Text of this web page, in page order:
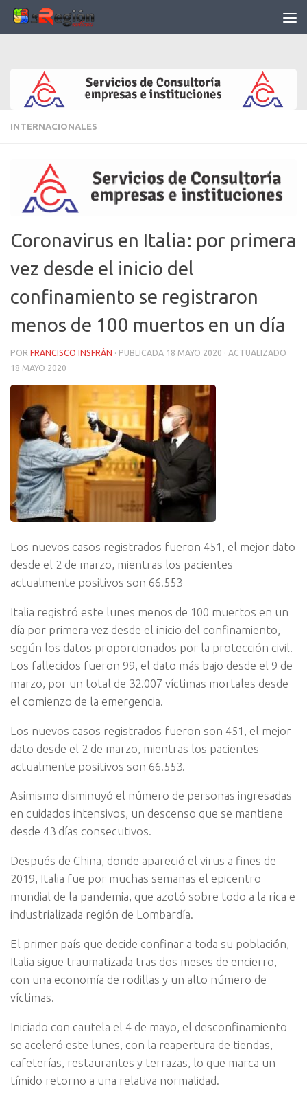
Saltar al contenido
INTERNACIONALES
Coronavirus en Italia: por primera
vez desde el inicio del
confinamiento se registraron
menos de 100 muertos en un día
POR FRANCISCO INSFRÁN · PUBLICADA 18 MAYO 2020 · ACTUALIZADO
18 MAYO 2020
Los nuevos casos registrados fueron 451, el mejor dato
desde el 2 de marzo, mientras los pacientes
actualmente positivos son 66.553
Italia registró este lunes menos de 100 muertos en un
día por primera vez desde el inicio del confinamiento,
según los datos proporcionados por la protección civil.
Los fallecidos fueron 99, el dato más bajo desde el 9 de
marzo, por un total de 32.007 víctimas mortales desde
el comienzo de la emergencia.
Los nuevos casos registrados fueron son 451, el mejor
dato desde el 2 de marzo, mientras los pacientes
actualmente positivos son 66.553.
Asimismo disminuyó el número de personas ingresadas
en cuidados intensivos, un descenso que se mantiene
desde 43 días consecutivos.
Después de China, donde apareció el virus a fines de
2019, Italia fue por muchas semanas el epicentro
mundial de la pandemia, que azotó sobre todo a la rica e
industrializada región de Lombardía.
El primer país que decide confinar a toda su población,
Italia sigue traumatizada tras dos meses de encierro,
con una economía de rodillas y un alto número de
víctimas.
Iniciado con cautela el 4 de mayo, el desconfinamiento
se aceleró este lunes, con la reapertura de tiendas,
cafeterías, restaurantes y terrazas, lo que marca un
tímido retorno a una relativa normalidad.